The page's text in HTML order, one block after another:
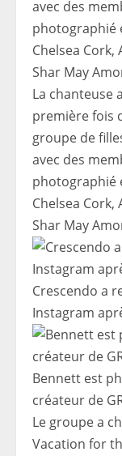
La chanteuse
première fois
groupe de
avec des
photographié
Chelsea Cork,
Shar May
Crescendo a
Instagram
Bennett est
créateur de
Le groupe a
Vacation for